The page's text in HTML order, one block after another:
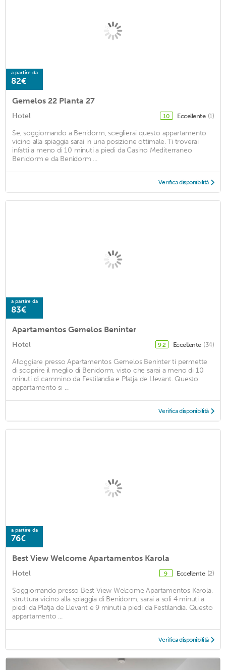
a partire da
82€
Gemelos 22 Planta 27
Hotel 10 Eccellente (1)
Se, soggiornando a Benidorm, sceglierai questo appartamento
vicino alla spiaggia sarai in una posizione ottimale. Ti troverai
infatti a meno di 10 minuti a piedi da Casino Mediterraneo
Benidorm e da Benidorm ...
Verifica disponibilità
a partire da
83€
Apartamentos Gemelos Beninter
Hotel 9,2 Eccellente (34)
Alloggiare presso Apartamentos Gemelos Beninter ti permette
di scoprire il meglio di Benidorm, visto che sarai a meno di 10
minuti di cammino da Festilandia e Platja de Llevant. Questo
appartamento si ...
Verifica disponibilità
a partire da
76€
Best View Welcome Apartamentos Karola
Hotel 9 Eccellente (2)
Soggiornando presso Best View Welcome Apartamentos Karola,
struttura vicino alla spiaggia di Benidorm, sarai a soli 4 minuti a
piedi da Platja de Llevant e 9 minuti a piedi da Festilandia. Questo
appartamento ...
Verifica disponibilità